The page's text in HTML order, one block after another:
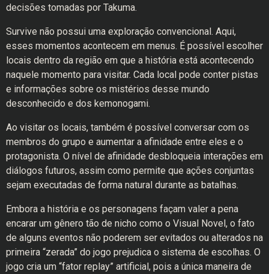
decisões tomadas por Takuma.
Survive não possui uma exploração convencional. Aqui,
esses momentos acontecem em menus. É possível escolher
locais dentro da região em que a história está acontecendo
naquele momento para visitar. Cada local pode conter pistas
e informações sobre os mistérios desse mundo
desconhecido e dos kemonogami.
Ao visitar os locais, também é possível conversar com os
membros do grupo e aumentar a afinidade entre eles e o
protagonista. O nível de afinidade desbloqueia interações em
diálogos futuros, assim como permite que ações conjuntas
sejam executadas de forma natural durante as batalhas.
Embora a história e os personagens façam valer a pena
encarar um gênero tão de nicho como o Visual Novel, o fato
de alguns eventos não poderem ser evitados ou alterados na
primeira “zerada” do jogo prejudica o sistema de escolhas. O
jogo cria um “fator replay” artificial, pois a única maneira de